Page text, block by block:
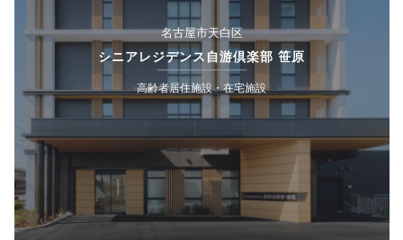
名古屋市天白区
シニアレジデンス自游倶楽部 笹原
高齢者居住施設・在宅施設